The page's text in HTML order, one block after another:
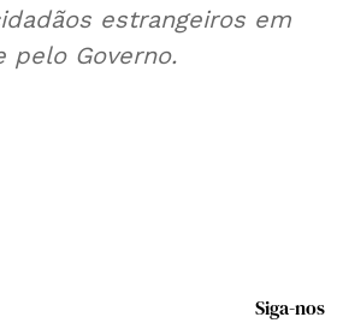
estrangeiros em
pelo Governo.
Siga-nos